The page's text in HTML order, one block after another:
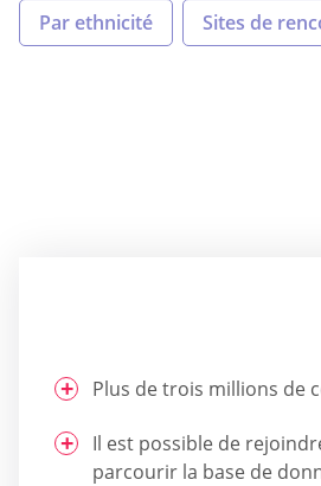
Par ethnicité Sites de
Plus de trois millions de
Il est possible de
parcourir la base de